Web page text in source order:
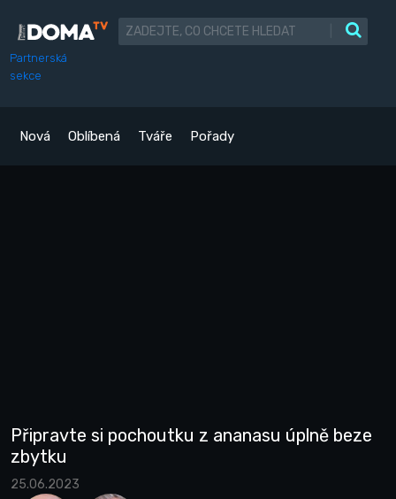
Partnerská
sekce
Nová Oblíbená Tváře Pořady
Připravte si pochoutku z ananasu úplně beze
zbytku
25.06.2023